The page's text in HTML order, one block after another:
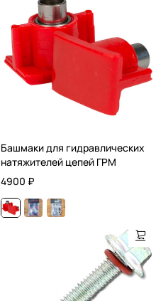
Башмаки для гидравлических
натяжителей цепей ГРМ
4900 ₽